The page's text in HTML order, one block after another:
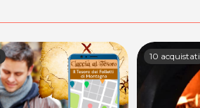
10 acquistati